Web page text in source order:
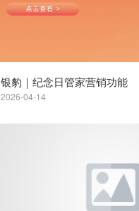
银豹｜纪念日管家营销功能
2026-04-14